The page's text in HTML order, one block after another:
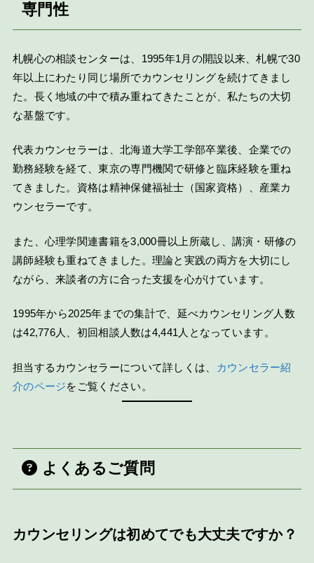
専門性
札幌心の相談センターは、1995年1月の開設以来、札幌で30
年以上にわたり同じ場所でカウンセリングを続けてきまし
た。長く地域の中で積み重ねてきたことが、私たちの大切
な基盤です。
代表カウンセラーは、北海道大学工学部卒業後、企業での
勤務経験を経て、東京の専門機関で研修と臨床経験を重ね
てきました。資格は精神保健福祉士（国家資格）、産業カ
ウンセラーです。
また、心理学関連書籍を3,000冊以上所蔵し、講演・研修の
講師経験も重ねてきました。理論と実践の両方を大切にし
ながら、来談者の方に合った支援を心がけています。
1995年から2025年までの集計で、延べカウンセリング人数
は42,776人、初回相談人数は4,441人となっています。
担当するカウンセラーについて詳しくは、
カウンセラー紹
介のページをご覧ください。
よくあるご質問
カウンセリングは初めてでも大丈夫ですか？